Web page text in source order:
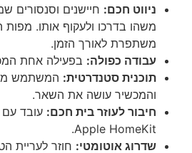
ניווט חכם: חיישנים וסנסורים
משהו בדרכו ולעקוף אותו. מפות
משתפרת לאורך הזמן.
עבודה כפולה: בפעילה אחת
תוכנית סטנדרטית: המשתמש
והמכשיר עושה את השאר.
חיבור לעוזר בית חכם:
Apple HomeKit.
שדרוג אוטומטי: חוזר לעריית